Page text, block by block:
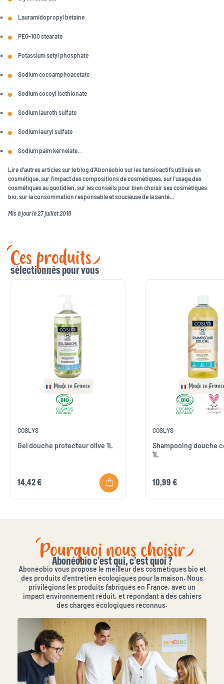
Lauramidopropyl betaine
PEG-100 stearate
Potassium setyl phosphate
Sodium cocoamphoacetate
Sodium cocoyl isethionate
Sodium laureth sulfate
Sodium lauryl sulfate
Sodium palm kernelate...
Lire d'autres articles sur le blog d'Abonéobio sur les tensioactifs utilisés en
cosmétique, sur l'impact des compositions de cosmétiques, sur l'usage des
cosmétiques au quotidien, sur les conseils pour bien choisir ses cosmétiques
bio, sur la consommation responsable et soucieuse de la santé...
Mis à jour le 27 juillet 2018
Ces produits
sélectionnés pour vous
Made in France
COSLYS
Gel douche protecteur olive 1L
14,42 €
Made in
COSLYS
Shampooing douche
1L
10,99 €
Pourquoi nous choisir
Abonéobio c’est qui, c’est quoi ?
Abonéobio vous propose le meilleur des cosmétiques bio et
des produits d’entretien écologiques pour la maison. Nous
privilégions les produits fabriqués en France, avec un
impact environnement réduit, et répondant à des cahiers
des charges écologiques reconnus.